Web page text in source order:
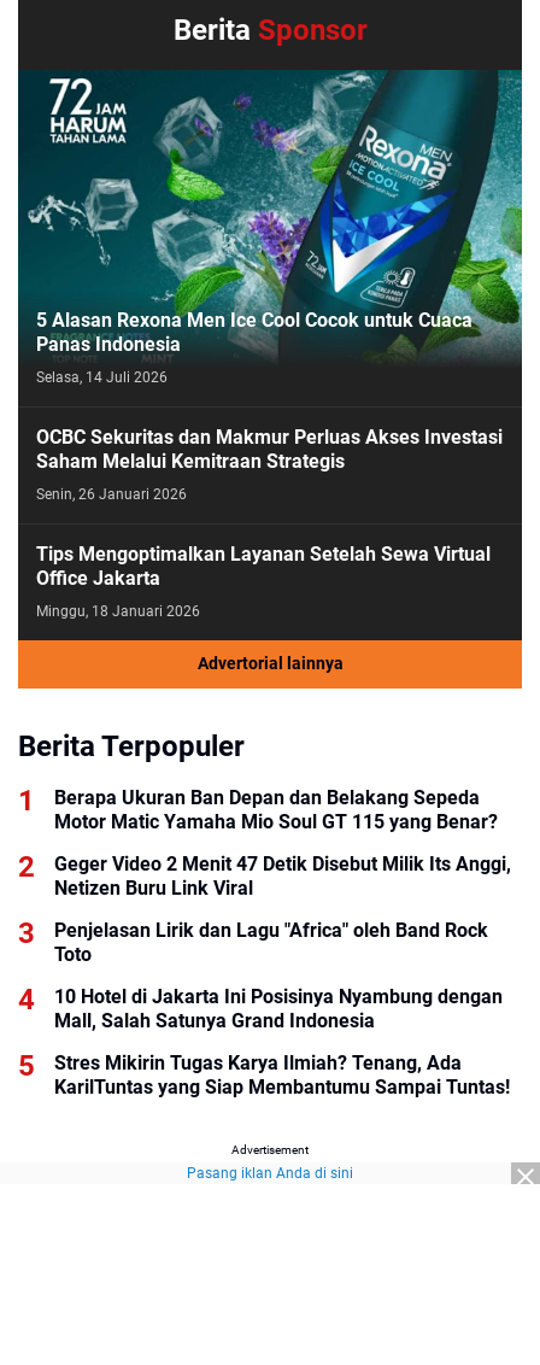
Berita Sponsor
5 Alasan Rexona Men Ice Cool Cocok untuk Cuaca
Panas Indonesia
Selasa, 14 Juli 2026
OCBC Sekuritas dan Makmur Perluas Akses Investasi
Saham Melalui Kemitraan Strategis
Senin, 26 Januari 2026
Tips Mengoptimalkan Layanan Setelah Sewa Virtual
Office Jakarta
Minggu, 18 Januari 2026
Advertorial lainnya
Berita Terpopuler
Berapa Ukuran Ban Depan dan Belakang Sepeda
Motor Matic Yamaha Mio Soul GT 115 yang Benar?
Geger Video 2 Menit 47 Detik Disebut Milik Its Anggi,
Netizen Buru Link Viral
Penjelasan Lirik dan Lagu "Africa" oleh Band Rock
Toto
10 Hotel di Jakarta Ini Posisinya Nyambung dengan
Mall, Salah Satunya Grand Indonesia
Stres Mikirin Tugas Karya Ilmiah? Tenang, Ada
KarilTuntas yang Siap Membantumu Sampai Tuntas!
Advertisement
Pasang iklan Anda di sini